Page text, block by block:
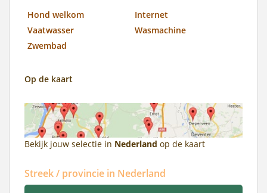
Hond welkom
Internet
Vaatwasser
Wasmachine
Zwembad
Op de kaart
Bekijk jouw selectie in Nederland op de kaart
Streek / provincie in Nederland